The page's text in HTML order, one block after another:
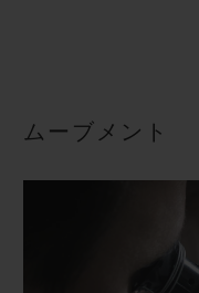
ューズチューブを
ムーブメント